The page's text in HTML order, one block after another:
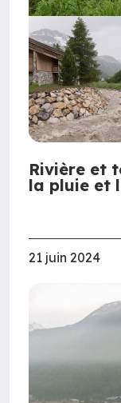
Rivière et
la pluie et
21 juin 2024